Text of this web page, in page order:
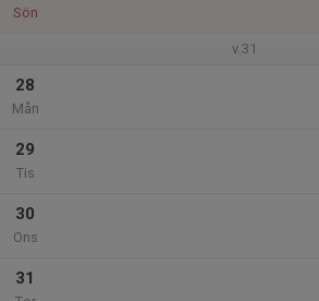
Sön
v.31
28
Mån
29
Tis
30
Ons
31